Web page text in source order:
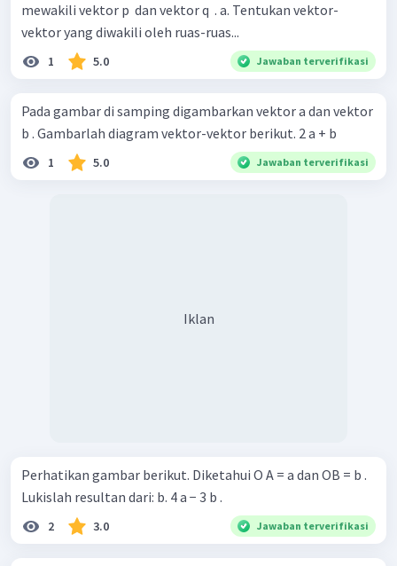
mewakili vektor p ​ dan vektor q ​ . a. Tentukan vektor-
vektor yang diwakili oleh ruas-ruas...
1 5.0 Jawaban terverifikasi
Pada gambar di samping digambarkan vektor a dan vektor
b . Gambarlah diagram vektor-vektor berikut. 2 a + b
1 5.0 Jawaban terverifikasi
Iklan
Perhatikan gambar berikut. Diketahui O A = a dan OB = b .
Lukislah resultan dari: b. 4 a − 3 b .
2 3.0 Jawaban terverifikasi